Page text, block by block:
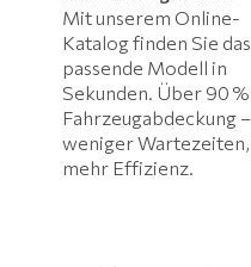
Mit unserem Online-
Katalog finden Sie das
passende Modell in
Sekunden. Über 90 %
Fahrzeugabdeckung –
weniger Wartezeiten,
mehr Effizienz.